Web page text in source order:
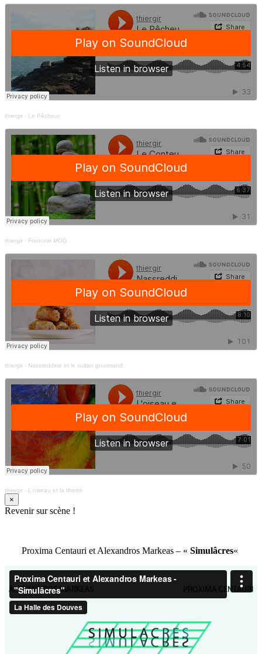
thiergir · Le Pêcheur
thiergir · Francine MOD
thiergir · Nassreddine et le sultan gourmand
thiergir · L'oiseau et la liberté
×
Revenir sur scène !
Proxima Centauri et Alexandros Markeas – « Simulâcres«